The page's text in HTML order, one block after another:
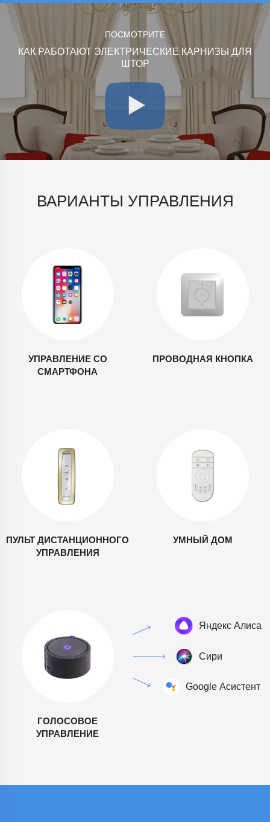
ПОСМОТРИТЕ
КАК РАБОТАЮТ ЭЛЕКТРИЧЕСКИЕ КАРНИЗЫ ДЛЯ
ШТОР
ВАРИАНТЫ УПРАВЛЕНИЯ
УПРАВЛЕНИЕ СО
СМАРТФОНА
ПРОВОДНАЯ КНОПКА
ПУЛЬТ ДИСТАНЦИОННОГО
УПРАВЛЕНИЯ
ГОЛОСОВОЕ
УПРАВЛЕНИЕ
УМНЫЙ ДОМ